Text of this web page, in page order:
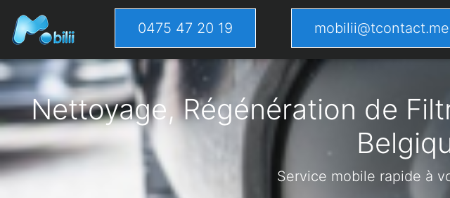
0475 47 20 19 mobilii@tcontact.me
Nettoyage, Régénération de
Service mobile rapide à